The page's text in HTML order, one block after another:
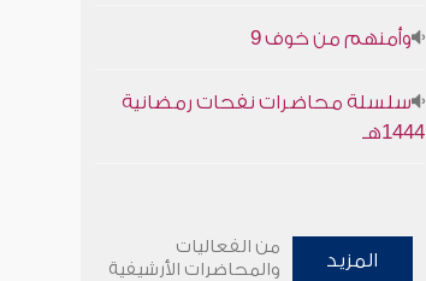
وأمنهم من خوف 9
سلسلة محاضرات نفحات رمضانية
1444هـ
المزيد
من الفعاليات
والمحاضرات الأرشيفية